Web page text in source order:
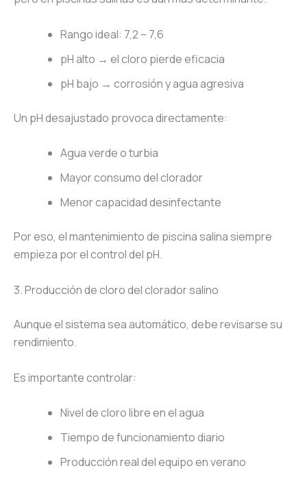
Rango ideal: 7,2 – 7,6
pH alto → el cloro pierde eficacia
pH bajo → corrosión y agua agresiva
Un pH desajustado provoca directamente:
Agua verde o turbia
Mayor consumo del clorador
Menor capacidad desinfectante
Por eso, el mantenimiento de piscina salina siempre
empieza por el control del pH.
3. Producción de cloro del clorador salino
Aunque el sistema sea automático, debe revisarse su
rendimiento.
Es importante controlar:
Nivel de cloro libre en el agua
Tiempo de funcionamiento diario
Producción real del equipo en verano